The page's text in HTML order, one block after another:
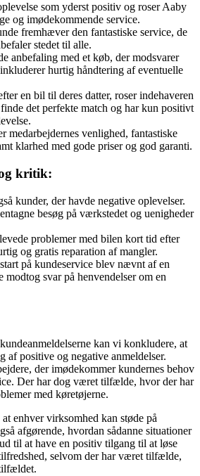
som yderst positiv og roser Aaby
og imødekommende service.
fremhæver den fantastiske service, de
stedet til alle.
anbefaling med et køb, der modsvarer
hurtig håndtering af eventuelle
en bil til deres datter, roser indehaveren
det perfekte match og har kun positivt
medarbejdernes venlighed, fantastiske
klarhed med gode priser og god garanti.
kritik:
kunder, der havde negative oplevelser.
besøg på værkstedet og uenigheder
problemer med bilen kort tid efter
og gratis reparation af mangler.
på kundeservice blev nævnt af en
modtog svar på henvendelser om en
kan vi konkludere, at
af positive og negative anmeldelser.
der imødekommer kundernes behov
Der har dog været tilfælde, hvor der har
med køretøjerne.
enhver virksomhed kan støde på
afgørende, hvordan sådanne situationer
til at have en positiv tilgang til at løse
selvom der har været tilfælde,